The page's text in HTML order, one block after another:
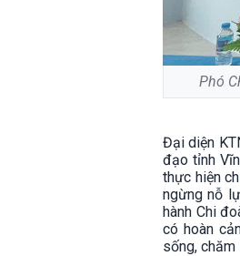
Phó
Đại diện
đạo tỉnh
thực hiện
ngừng nỗ
hành Chi
có hoàn
sống, chăm